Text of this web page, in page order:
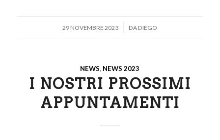
29 NOVEMBRE 2023
/ DA DIEGO
NEWS, NEWS 2023
I NOSTRI PROSSIMI
APPUNTAMENTI